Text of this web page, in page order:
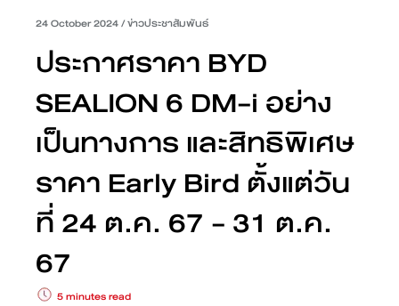
24 October 2024/ข่าวประชาสัมพันธ์
ประกาศราคา BYD
SEALION 6 DM-i อย่าง
เป็นทางการ และสิทธิพิเศษ
ราคา Early Bird ตั้งแต่วัน
ที่ 24 ต.ค. 67 - 31 ต.ค.
67
5 minutes read